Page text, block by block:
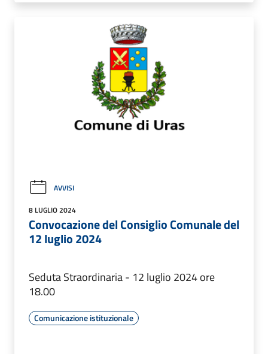
AVVISI
8 LUGLIO 2024
Convocazione del Consiglio Comunale del
12 luglio 2024
Seduta Straordinaria - 12 luglio 2024 ore
18.00
Comunicazione istituzionale